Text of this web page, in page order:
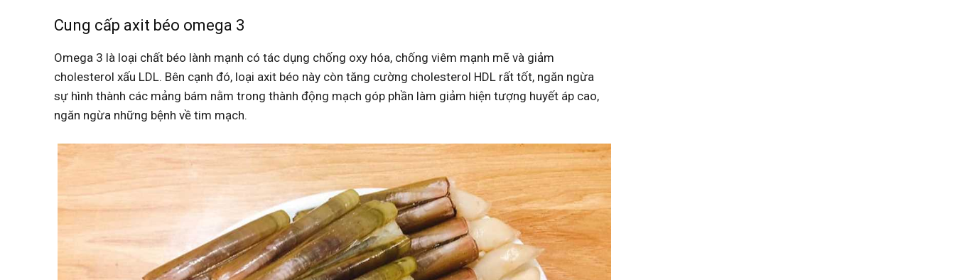
Cung cấp axit béo omega 3
Omega 3 là loại chất béo lành mạnh có tác dụng chống oxy hóa, chống viêm mạnh mẽ và giảm
cholesterol xấu LDL. Bên cạnh đó, loại axit béo này còn tăng cường cholesterol HDL rất tốt, ngăn ngừa
sự hình thành các mảng bám nằm trong thành động mạch góp phần làm giảm hiện tượng huyết áp cao,
ngăn ngừa những bệnh về tim mạch.